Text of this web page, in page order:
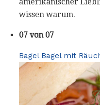
amerikanischer
wissen warum.
07 von 07
Bagel Bagel mit